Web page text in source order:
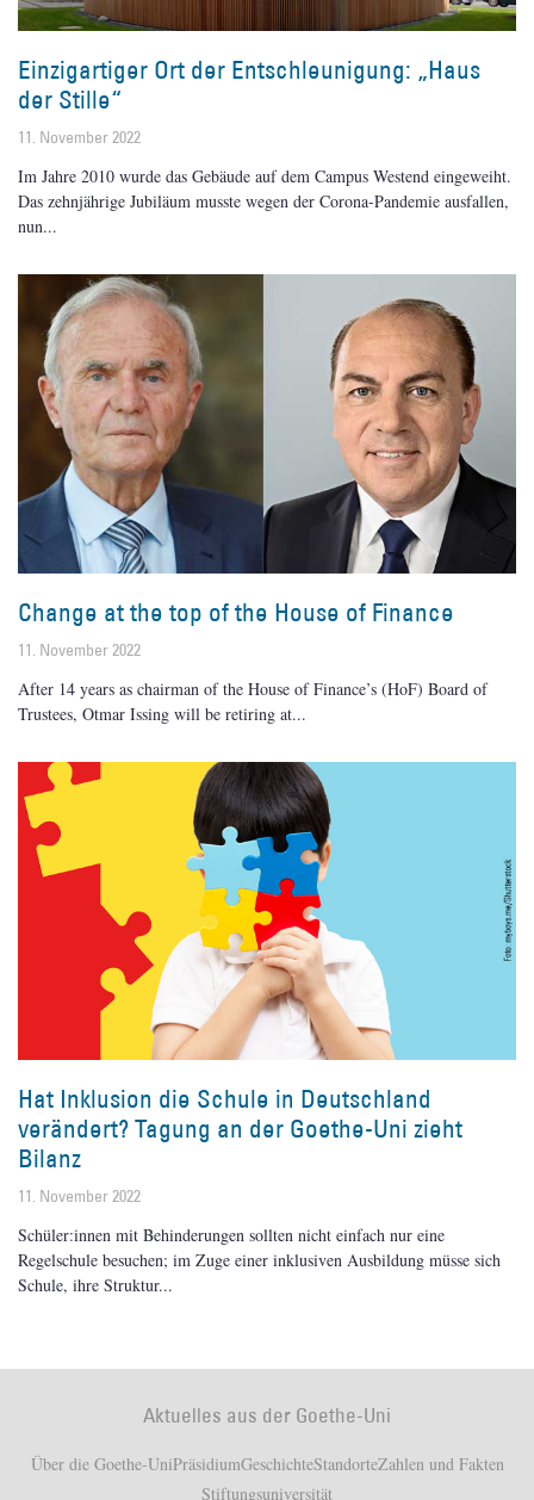
Einzigartiger Ort der Entschleunigung: „Haus
der Stille“
11. November 2022
Im Jahre 2010 wurde das Gebäude auf dem Campus Westend eingeweiht.
Das zehnjährige Jubiläum musste wegen der Corona-Pandemie ausfallen,
nun
Change at the top of the House of Finance
11. November 2022
After 14 years as chairman of the House of Finance’s (HoF) Board of
Trustees, Otmar Issing will be retiring at
Hat Inklusion die Schule in Deutschland
verändert? Tagung an der Goethe-Uni zieht
Bilanz
11. November 2022
Schüler:innen mit Behinderungen sollten nicht einfach nur eine
Regelschule besuchen; im Zuge einer inklusiven Ausbildung müsse sich
Schule, ihre Struktur
Aktuelles aus der Goethe-Uni
Über die Goethe-UniPräsidiumGeschichteStandorteZahlen und Fakten
Stiftungsuniversität